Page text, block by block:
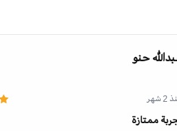
حنو
شهر
ممتازة